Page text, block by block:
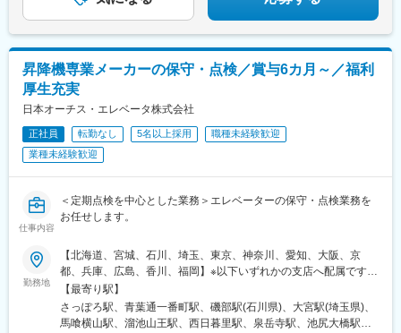
昇降機専業メーカーの保守・点検／賞与6カ月～／福利
厚生充実
日本オーチス・エレベータ株式会社
正社員 転勤なし 5名以上採用
職種未経験歓迎
業種未経験歓迎
仕事内容
＜定期点検を中心とした業務＞エレベーターの保守・点検業務を
お任せします。
勤務地
【北海道、宮城、石川、埼玉、東京、神奈川、愛知、大阪、京
都、兵庫、広島、香川、福岡】※以下いずれかの支店へ配属です。
初任地は希望を考慮。※詳細な勤務地は「勤務地一覧」のタブより
ご覧いただけます。■北海道支店■東北支店■北信越支店■関東支店
（埼玉）■首都圏支店（東京中央営業所、港営業所、城東営業所、
【最寄り駅】
さっぽろ駅、青葉通一番町駅、磯部駅(石川県)、大宮駅(埼玉県)、
馬喰横山駅、溜池山王駅、西日暮里駅、泉岳寺駅、池尻大橋駅、